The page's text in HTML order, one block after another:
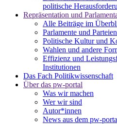
politische
Repräsentation und
Alle Beiträge im
Parlamente und
Politische Kultur und
Wahlen und andere
Effizienz und
Institutionen
Das Fach Politikwissenschaft
Über das pw-portal
Was wir machen
Wer wir sind
Autor*innen
News aus dem pw-